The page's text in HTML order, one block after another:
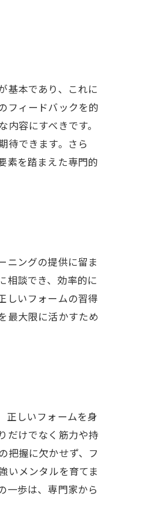
基本であり、これに
フィードバックを的
容にすべきです。
待できます。さら
素を踏まえた専門的
ニングの提供に留ま
相談でき、効率的に
しいフォームの習得
最大限に活かすため
正しいフォームを身
だけでなく筋力や持
把握に欠かせず、フ
いメンタルを育てま
一歩は、専門家から